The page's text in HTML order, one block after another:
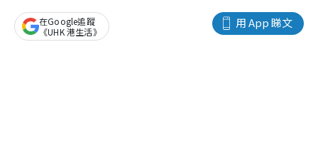
用 App 睇文
在Google追蹤
《UHK 港生活》